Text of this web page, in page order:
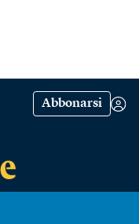
Abbonarsi